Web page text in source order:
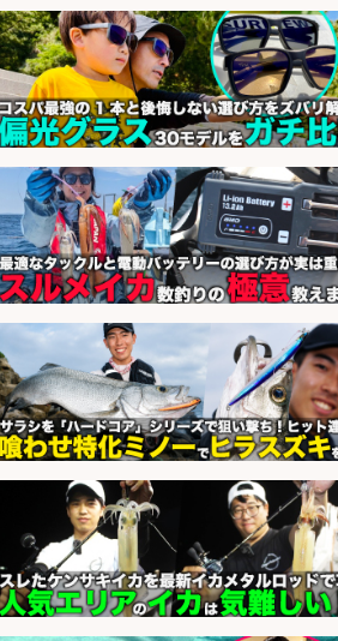
sponsored by 求人ボックス
釣り具のかんたん軽作業/高収入/交
通費支給/制服貸与/正社員登用あり
会社名 株式会社REnista
sponsored by 求人ボックス
さらに求人情報を見る